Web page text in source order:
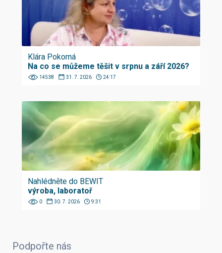
Klára Pokorná
Na co se můžeme těšit v srpnu a září 2026?
14538 31. 7. 2026 24:17
Nahlédněte do BEWIT
výroba, laboratoř
0 30. 7. 2026 9:31
Podpořte nás